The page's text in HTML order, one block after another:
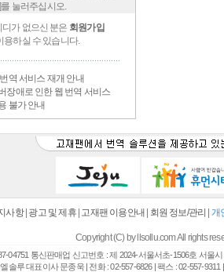
]를 눌러주십시오.
디가 없으신 분은 회원가입
용하실 수 있습니다.
역 서비스 재개 안내
장애로 인한 웹 번역 서비스
불가 안내
사항| 광고 및 제휴| 고재팬 이용안내 회원 정보/관리 개
Copyright (C) by llsollu.com All rights
04751 통신판매업 신고번호 : 제 2024-서울서초-1506호 서울
솔루 대표이사 문종욱 | 전화 : 02-557-6826 | 팩스 : 02-557-9311